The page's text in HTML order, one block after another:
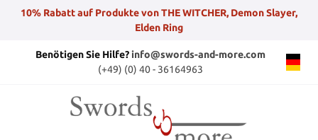
10% Rabatt auf Produkte von THE WITCHER, Demon Slayer,
Elden Ring
Benötigen Sie Hilfe?info@swords-and-more.com
(+49) (0) 40 - 36164963